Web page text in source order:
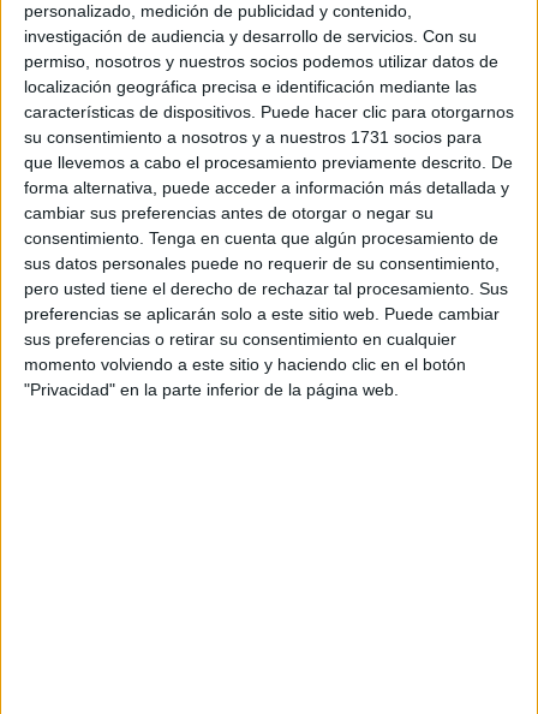
personalizado, medición de publicidad y contenido,
investigación de audiencia y desarrollo de servicios. Con su
permiso, nosotros y nuestros socios podemos utilizar datos de
localización geográfica precisa e identificación mediante las
características de dispositivos. Puede hacer clic para otorgarnos
su consentimiento a nosotros y a nuestros 1731 socios para
que llevemos a cabo el procesamiento previamente descrito. De
forma alternativa, puede acceder a información más detallada y
cambiar sus preferencias antes de otorgar o negar su
consentimiento. Tenga en cuenta que algún procesamiento de
sus datos personales puede no requerir de su consentimiento,
pero usted tiene el derecho de rechazar tal procesamiento. Sus
preferencias se aplicarán solo a este sitio web. Puede cambiar
sus preferencias o retirar su consentimiento en cualquier
momento volviendo a este sitio y haciendo clic en el botón
"Privacidad" en la parte inferior de la página web.
más de 300 solicitudes, superando en solo ese periodo
todas las de 2020.
Una oficina que nunca funcionó hasta ahora
A ese asilo se aferran todos aquellos marroquíes que no
quieren volver de manera voluntaria a su país, también los
que intentan evitar las devoluciones que se están
produciendo y que Marruecos acepta solo en el caso de
los que tienen alguna relación con las entradas de mayo.
La oficina de asilo, que fue inaugurada por el ministro de
Interior, Jorge Fernández Díaz, nunca funcionó como tal y
ha sido precisamente ahora cuando está funcionando al